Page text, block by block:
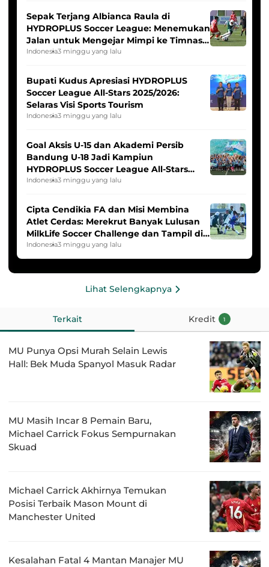
Sepak Terjang Albianca Raula di
HYDROPLUS Soccer League: Menemukan
Jalan untuk Mengejar Mimpi ke Timnas
Indonesia Putri
Indonesia3 minggu yang lalu
Bupati Kudus Apresiasi HYDROPLUS
Soccer League All-Stars 2025/2026:
Selaras Visi Sports Tourism
Indonesia3 minggu yang lalu
Goal Aksis U-15 dan Akademi Persib
Bandung U-18 Jadi Kampiun
HYDROPLUS Soccer League All-Stars
2025/2026
Indonesia3 minggu yang lalu
Cipta Cendikia FA dan Misi Membina
Atlet Cerdas: Merekrut Banyak Lulusan
MilkLife Soccer Challenge dan Tampil di
HYDROPLUS Soccer League
Indonesia3 minggu yang lalu
Lihat Selengkapnya
Terkait Kredit 1
MU Punya Opsi Murah Selain Lewis
Hall: Bek Muda Spanyol Masuk Radar
MU Masih Incar 8 Pemain Baru,
Michael Carrick Fokus Sempurnakan
Skuad
Michael Carrick Akhirnya Temukan
Posisi Terbaik Mason Mount di
Manchester United
Kesalahan Fatal 4 Mantan Manajer MU